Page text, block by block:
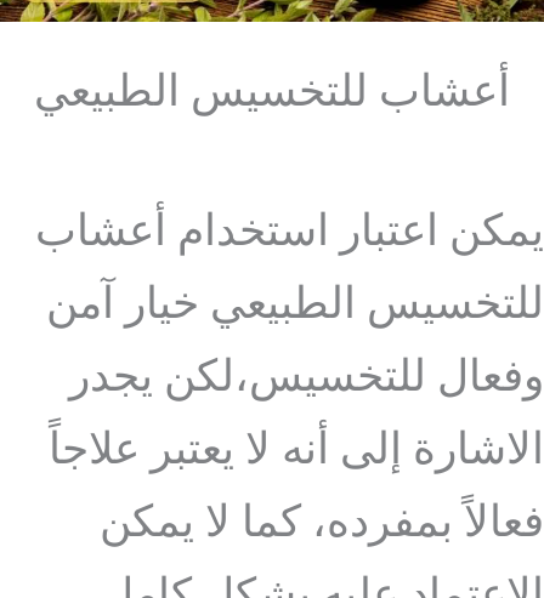
أعشاب للتخسيس الطبيعي
يمكن اعتبار استخدام أعشاب
للتخسيس الطبيعي خيار آمن
وفعال للتخسيس،لكن يجدر
الاشارة إلى أنه لا يعتبر علاجاً
فعالاً بمفرده، كما لا يمكن